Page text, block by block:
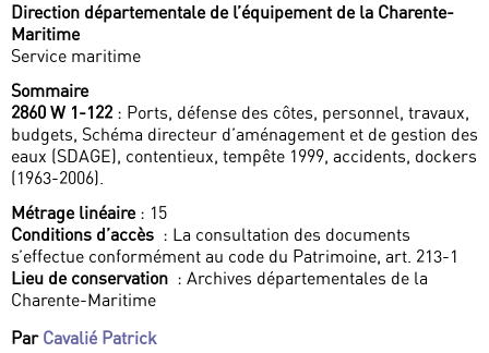
Direction départementale de l’équipement de la Charente-
Maritime
Service maritime
Sommaire
2860 W 1-122 : Ports, défense des côtes, personnel, travaux,
budgets, Schéma directeur d’aménagement et de gestion des
eaux (SDAGE), contentieux, tempête 1999, accidents, dockers
(1963-2006).
Métrage linéaire: 15
Conditions d’accès : La consultation des documents
s’effectue conformément au code du Patrimoine, art. 213-1
Lieu de conservation : Archives départementales de la
Charente-Maritime
Par Cavalié Patrick